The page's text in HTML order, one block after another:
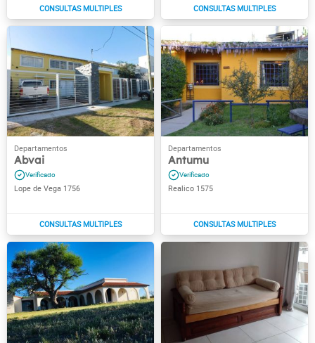
Abvai
Lope de Vega 1756
Antumu
Realico 1575